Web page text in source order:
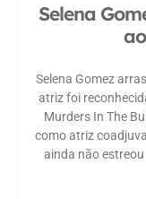
Selena
Selena Gomez
atriz foi
Murders In The
como atriz
ainda não